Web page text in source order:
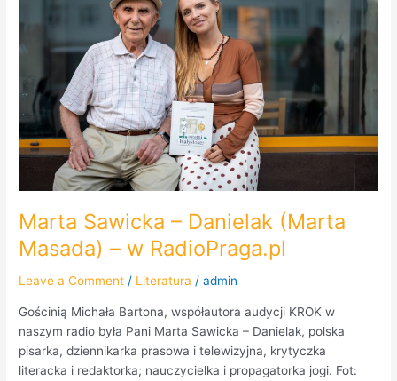
Marta Sawicka – Danielak (Marta
Masada) – w RadioPraga.pl
Leave a Comment / Literatura /admin
Gościnią Michała Bartona, współautora audycji KROK w
naszym radio była Pani Marta Sawicka – Danielak, polska
pisarka, dziennikarka prasowa i telewizyjna, krytyczka
literacka i redaktorka; nauczycielka i propagatorka jogi. Fot:
Masada)
w
RadioPraga.pl